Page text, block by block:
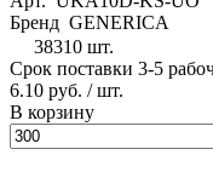
Бренд GENERICA
38310 шт.
Срок поставки 3-5
6.10 руб. / шт.
В корзину